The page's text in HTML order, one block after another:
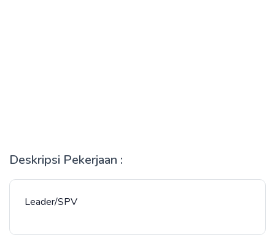
Deskripsi Pekerjaan :
Leader/SPV